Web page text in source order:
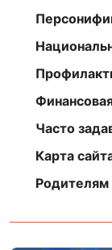
Часто
Карта
Родителям